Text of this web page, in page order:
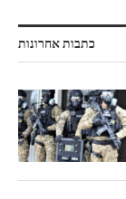
כתבות אחרונות